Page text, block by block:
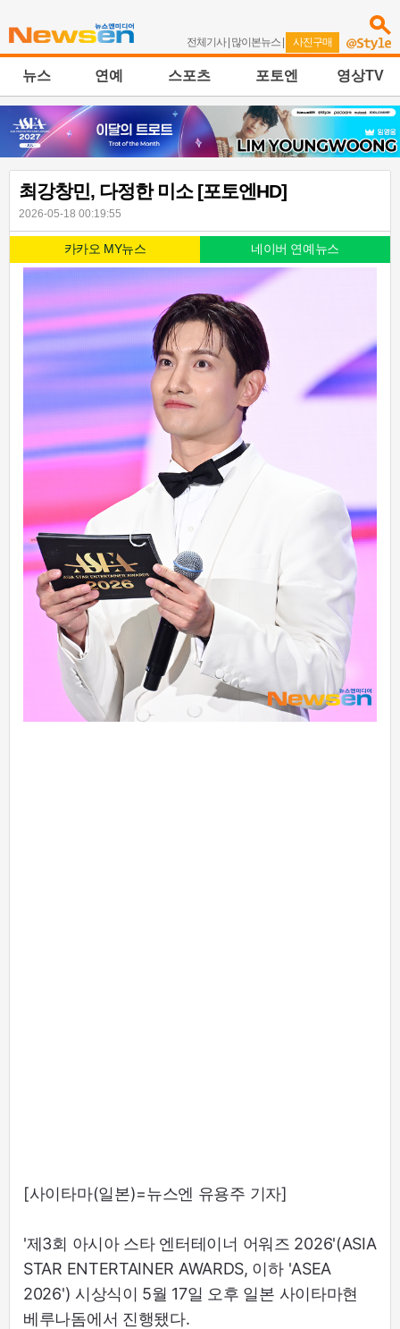
전체기사| 많이본뉴스 | 사진구매
뉴스 연예 스포츠 포토엔 영상TV
최강창민, 다정한 미소 [포토엔HD]
2026-05-18 00:19:55
카카오 MY뉴스 네이버 연예뉴스
[사이타마(일본)=뉴스엔 유용주 기자]
'제3회 아시아 스타 엔터테이너 어워즈 2026'(ASIA
STAR ENTERTAINER AWARDS, 이하 'ASEA
2026') 시상식이 5월 17일 오후 일본 사이타마현
베루나돔에서 진행됐다.